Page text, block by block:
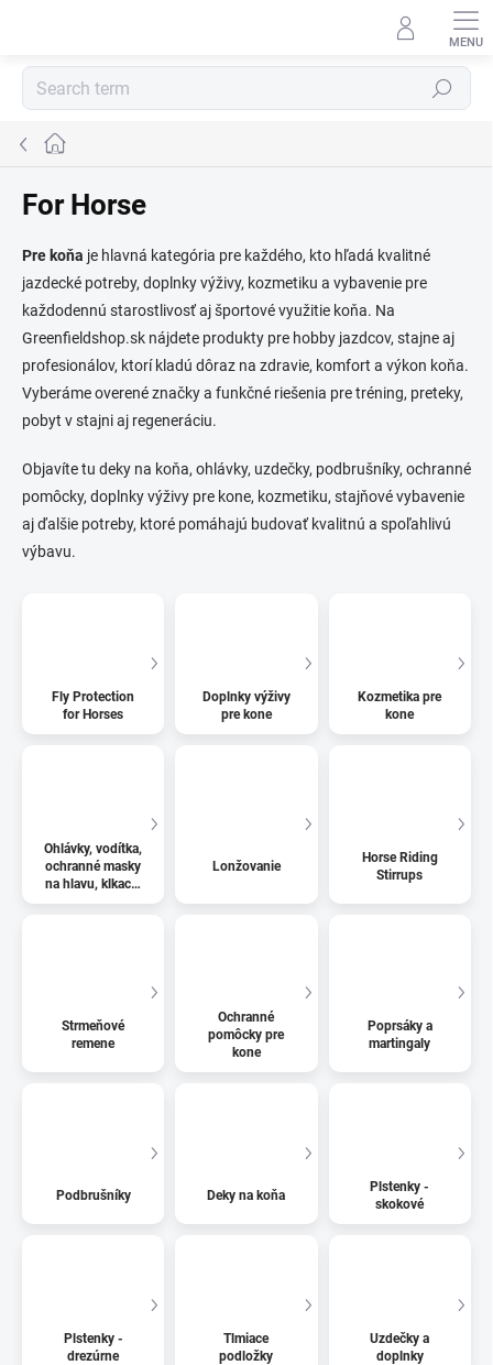
Search
Home
For Horse
Pre koňa je hlavná kategória pre každého, kto hľadá kvalitné
jazdecké potreby, doplnky výživy, kozmetiku a vybavenie pre
každodennú starostlivosť aj športové využitie koňa. Na
Greenfieldshop.sk nájdete produkty pre hobby jazdcov, stajne aj
profesionálov, ktorí kladú dôraz na zdravie, komfort a výkon koňa.
Vyberáme overené značky a funkčné riešenia pre tréning, preteky,
pobyt v stajni aj regeneráciu.
Objavíte tu deky na koňa, ohlávky, uzdečky, podbrušníky, ochranné
pomôcky, doplnky výživy pre kone, kozmetiku, stajňové vybavenie
aj ďalšie potreby, ktoré pomáhajú budovať kvalitnú a spoľahlivú
výbavu.
Fly Protection
for Horses
Doplnky výživy
pre kone
Kozmetika pre
kone
Ohlávky, vodítka,
ochranné masky
na hlavu, klkacie
remene a
Lonžovanie
Horse Riding
Stirrups
Strmeňové
remene
Ochranné
pomôcky pre
kone
Poprsáky a
martingaly
Podbrušníky Deky na koňa
Plstenky -
skokové
Plstenky -
drezúrne
Tlmiace
podložky
Uzdečky a
doplnky